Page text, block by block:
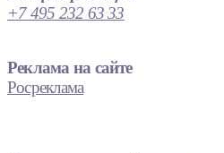
+7 495 232 63 33
Реклама на сайте
Росреклама